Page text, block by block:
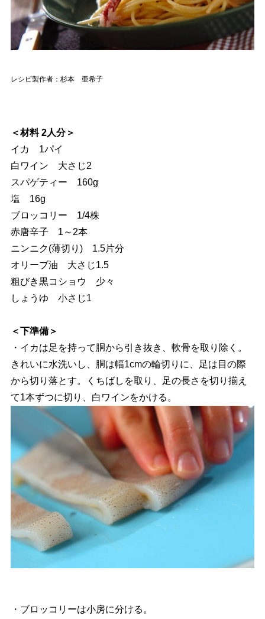
レシピ製作者：杉本 亜希子
＜材料 2人分＞
イカ 1パイ
白ワイン 大さじ2
スパゲティー 160g
塩 16g
ブロッコリー 1/4株
赤唐辛子 1～2本
ニンニク(薄切り) 1.5片分
オリーブ油 大さじ1.5
粗びき黒コショウ 少々
しょうゆ 小さじ1
＜下準備＞
・イカは足を持って胴から引き抜き、軟骨を取り除く。
きれいに水洗いし、胴は幅1cmの輪切りに、足は目の際
から切り落とす。くちばしを取り、足の長さを切り揃え
て1本ずつに切り、白ワインをかける。
・ブロッコリーは小房に分ける。